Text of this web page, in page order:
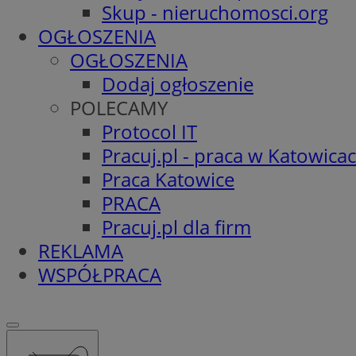
Skup - nieruchomosci.org
OGŁOSZENIA
OGŁOSZENIA
Dodaj ogłoszenie
POLECAMY
Protocol IT
Pracuj.pl - praca w
Praca Katowice
PRACA
Pracuj.pl dla firm
REKLAMA
WSPÓŁPRACA